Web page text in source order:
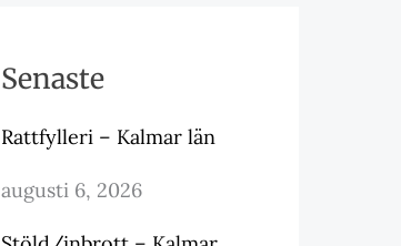
Senaste
Rattfylleri – Kalmar län
augusti 6, 2026